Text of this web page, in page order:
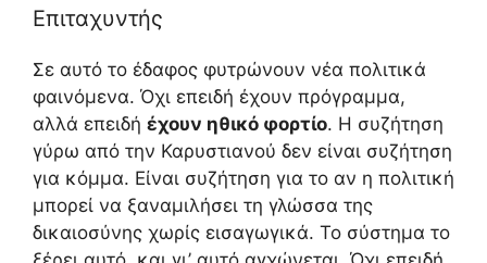
Επιταχυντής
Σε αυτό το έδαφος φυτρώνουν νέα πολιτικά
φαινόμενα. Όχι επειδή έχουν πρόγραμμα,
αλλά επειδή έχουν ηθικό φορτίο. Η συζήτηση
γύρω από την Καρυστιανού δεν είναι συζήτηση
για κόμμα. Είναι συζήτηση για το αν η πολιτική
μπορεί να ξαναμιλήσει τη γλώσσα της
δικαιοσύνης χωρίς εισαγωγικά. Το σύστημα το